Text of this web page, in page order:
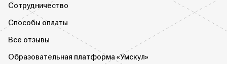
Сотрудничество
Способы оплаты
Все отзывы
Образовательная платформа «Умскул»